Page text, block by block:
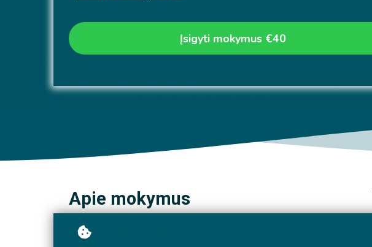
Įsigyti mokymus €40
Apie mokymus
Konfliktai yra neišvengiama darbo proceso